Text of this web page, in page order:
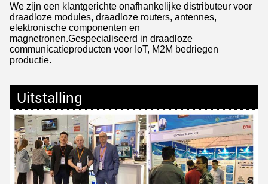
We zijn een klantgerichte onafhankelijke distributeur voor
draadloze modules, draadloze routers, antennes,
elektronische componenten en
magnetronen.Gespecialiseerd in draadloze
communicatieproducten voor IoT, M2M bedriegen
productie.
Uitstalling